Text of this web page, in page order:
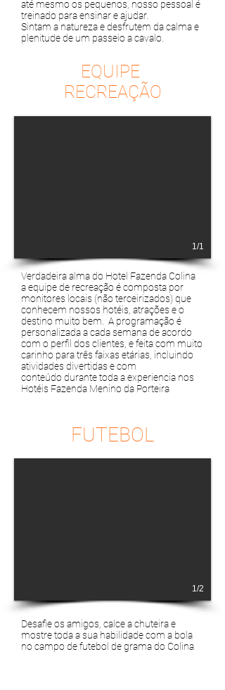
até mesmo os pequenos, nosso pessoal é
treinado para ensinar e ajudar.
Sintam a natureza e desfrutem da calma e
plenitude de um passeio a cavalo.
EQUIPE
RECREAÇÃO
1/1
Verdadeira alma do Hotel Fazenda Colina
a equipe de recreação é composta por
monitores locais (não terceirizados) que
conhecem nossos hotéis, atrações e o
destino muito bem. A programação é
personalizada a cada semana de acordo
com o perfil dos clientes, e feita com muito
carinho para três faixas etárias, incluindo
atividades divertidas e com
conteúdo durante toda a experiencia nos
Hotéis Fazenda Menino da Porteira
FUTEBOL
1/2
Desafie os amigos, calce a chuteira e
mostre toda a sua habilidade com a bola
no campo de futebol de grama do Colina